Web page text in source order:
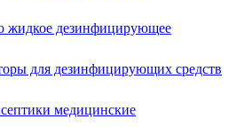
жидкое дезинфицирующее
для дезинфицирующих средств
медицинские